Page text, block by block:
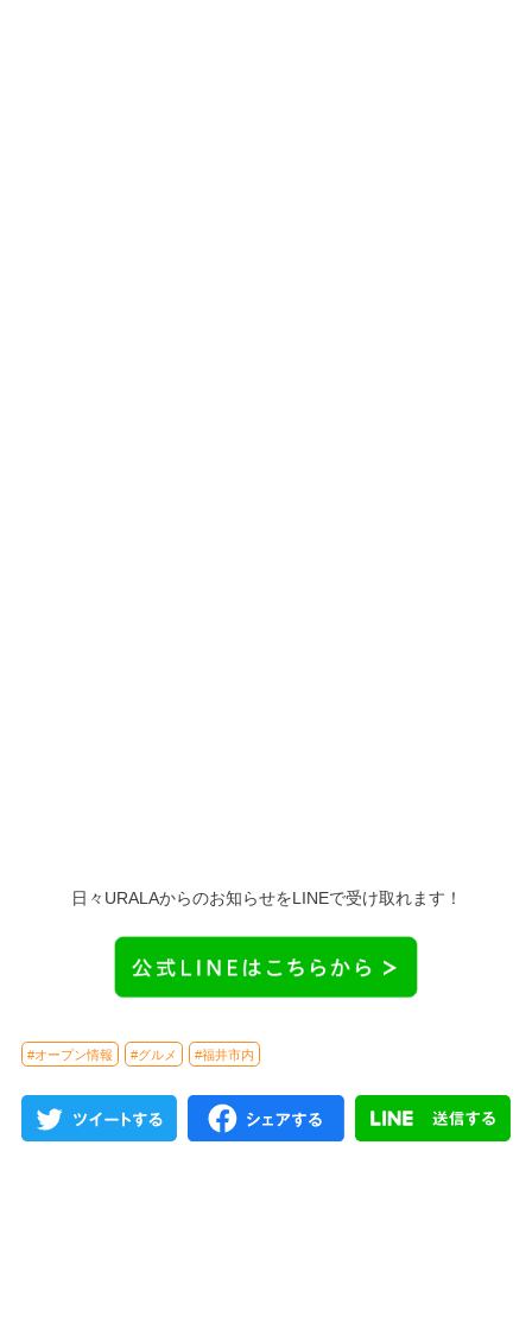
日々URALAからのお知らせをLINEで受け取れます！
#オープン情報 #グルメ #福井市内